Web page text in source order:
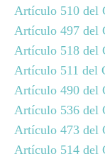
Artículo 510 del
Artículo 497 del
Artículo 518 del
Artículo 511 del
Artículo 490 del
Artículo 536 del
Artículo 473 del
Artículo 514 del